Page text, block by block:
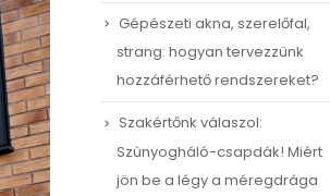
Gépészeti akna, szerelőfal,
strang: hogyan tervezzünk
hozzáférhető rendszereket?
Szakértőnk válaszol:
Szúnyogháló-csapdák! Miért
jön be a légy a méregdrága